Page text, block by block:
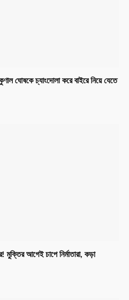
ঘোষকে চ্যাংদোলা করে বাইরে নিয়ে যেতে
মুক্তির আগেই চাপে নির্মাতারা, কড়া